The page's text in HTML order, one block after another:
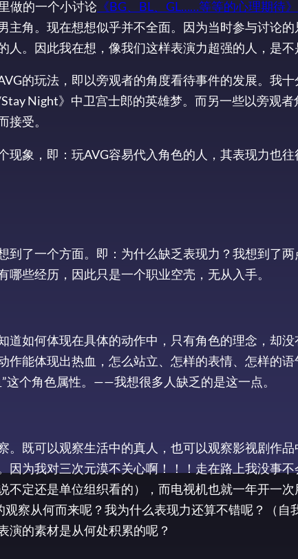
做的一个小讨论 《BG、BL、GL……等等的心理期待》
主角。现在想想似乎并不全面。因为当时参与讨论
人。因此我在想，像我们这样表演力超强的人，是不
的玩法，即以旁观者的角度看待事件的发展。我
Night》中卫宫士郎的英雄梦。而另一些以旁观
接受。
现象，即：玩AVG容易代入角色的人，其表现力也往
到了一个方面。即：为什么缺乏表现力？我想到了
哪些经历，因此只是一个职业空壳，无从入手。
道如何体现在具体的动作中，只有角色的理念，却
作能体现出热血，怎么站立、怎样的表情、怎样的
这个角色属性。——我想很多人缺乏的是这一点。
。既可以观察生活中的真人，也可以观察影视剧作
因为我对三次元漠不关心啊！！！走在路上我没事
不定还是单位组织看的），而电视机也就一年开一
察从何而来呢？我为什么表现力还算不错呢？（自
演的素材是从何处积累的呢？